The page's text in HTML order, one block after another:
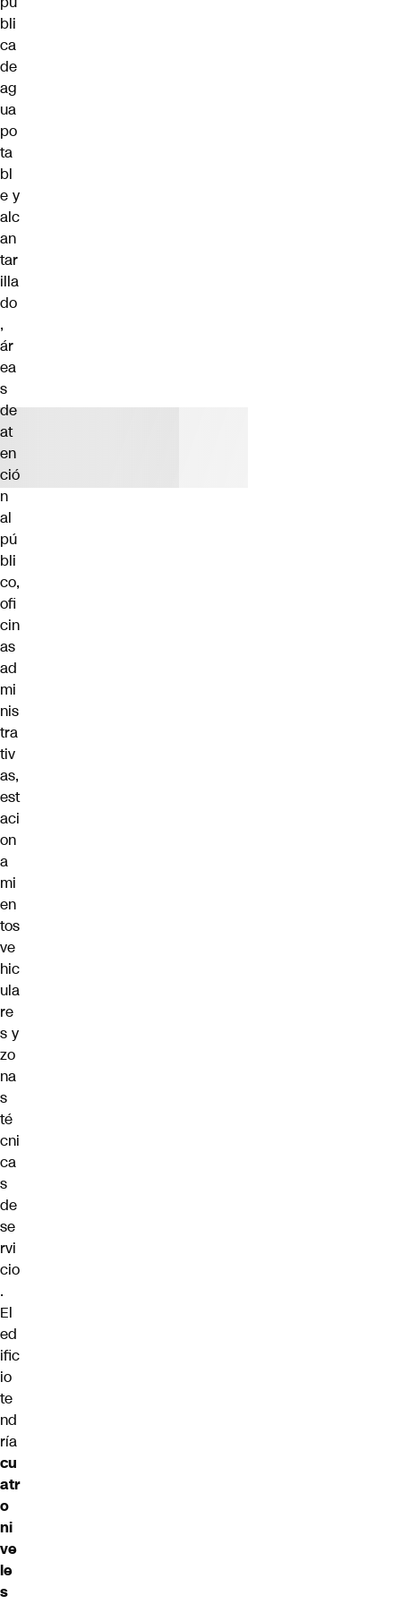
bli
ca
de
ag
ua
po
ta
bl
e y
alc
an
tar
illa
do
,
ár
ea
s
de
at
en
ció
n
al
pú
bli
co,
ofi
cin
as
ad
mi
nis
tra
tiv
as,
est
aci
on
a
mi
en
tos
ve
hic
ula
re
s y
zo
na
s
té
cni
ca
s
de
se
rvi
cio
.
El
ed
ific
io
te
nd
ría
cu
atr
o
ni
ve
le
s